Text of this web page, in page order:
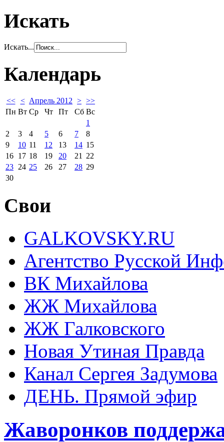
Искать
Искать...
Календарь
<< < Апрель 2012 > >>
Пн Вт Ср Чт Пт Сб Вс
1
2
3 4 5 6 7
8
9
10 11 12 13 14 15
16 17 18 19 20 21
22
23 24 25 26 27 28 29
30
Свои
GALKOVSKY.RU
Агентство Русской
ВК Михайлова
ЖЖ Михайлова
ЖЖ Галковского
Новая Утиная Правда
Канал Сергея Задумова
ДЕНЬ. Прямой эфир
Жаворонков